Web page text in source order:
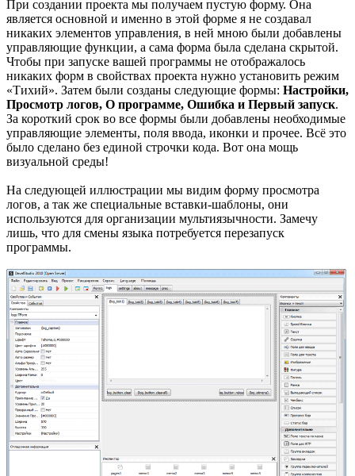
При создании проекта мы получаем пустую форму. Она
является основной и именно в этой форме я не создавал
никаких элементов управления, в ней мною были добавлены
управляющие функции, а сама форма была сделана скрытой.
Чтобы при запуске вашей программы не отображалось
никаких форм в свойствах проекта нужно установить режим
«Тихий». Затем были созданы следующие формы: Настройки,
Просмотр логов, О программе, Ошибка и Первый запуск.
За короткий срок во все формы были добавлены необходимые
управляющие элементы, поля ввода, иконки и прочее. Всё это
было сделано без единой строчки кода. Вот она мощь
визуальной среды!
На следующей иллюстрации мы видим форму просмотра
логов, а так же специальные вставки-шаблоны, они
используются для организации мультиязычности. Замечу
лишь, что для смены языка потребуется перезапуск
программы.